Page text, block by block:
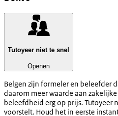
Tutoyeer niet te snel
Openen
Belgen zijn formeler en beleefder
daarom meer waarde aan
beleefdheid erg op prijs. Tutoyeer
voorstelt. Houd het in eerste